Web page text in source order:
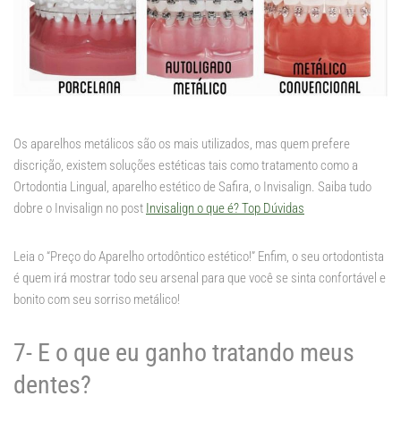
Os aparelhos metálicos são os mais utilizados, mas quem prefere
discrição, existem soluções estéticas tais como tratamento como a
Ortodontia Lingual, aparelho estético de Safira, o Invisalign. Saiba tudo
dobre o Invisalign no post Invisalign o que é? Top Dúvidas
Leia o “Preço do Aparelho ortodôntico estético!” Enfim, o seu ortodontista
é quem irá mostrar todo seu arsenal para que você se sinta confortável e
bonito com seu sorriso metálico!
7- E o que eu ganho tratando meus
dentes?